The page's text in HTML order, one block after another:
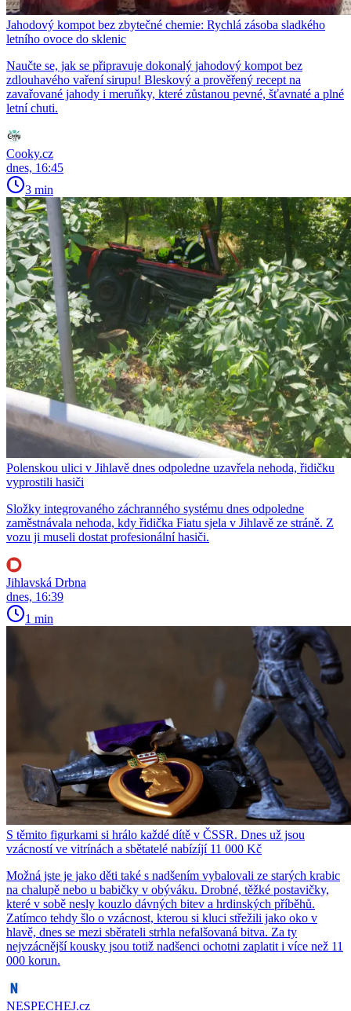
Jahodový kompot bez zbytečné chemie: Rychlá zásoba sladkého
letního ovoce do sklenic
Naučte se, jak se připravuje dokonalý jahodový kompot bez
zdlouhavého vaření sirupu! Bleskový a prověřený recept na
zavařované jahody i meruňky, které zůstanou pevné, šťavnaté a plné
letní chuti.
Cooky.cz
dnes, 16:45
3 min
Polenskou ulici v Jihlavě dnes odpoledne uzavřela nehoda, řidičku
vyprostili hasiči
Složky integrovaného záchranného systému dnes odpoledne
zaměstnávala nehoda, kdy řidička Fiatu sjela v Jihlavě ze stráně. Z
vozu ji museli dostat profesionální hasiči.
Jihlavská Drbna
dnes, 16:39
1 min
S těmito figurkami si hrálo každé dítě v ČSSR. Dnes už jsou
vzácností ve vitrínách a sbětatelé nabízíjí 11 000 Kč
Možná jste je jako děti také s nadšením vybalovali ze starých krabic
na chalupě nebo u babičky v obýváku. Drobné, těžké postavičky,
které v sobě nesly kouzlo dávných bitev a hrdinských příběhů.
Zatímco tehdy šlo o vzácnost, kterou si kluci střežili jako oko v
hlavě, dnes se mezi sběrateli strhla nefalšovaná bitva. Za ty
nejvzácnější kousky jsou totiž nadšenci ochotni zaplatit i více než 11
000 korun.
NESPECHEJ.cz